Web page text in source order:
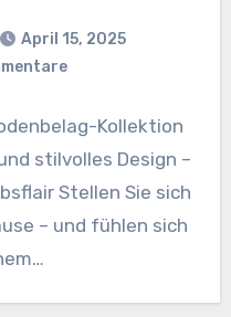
April 15, 2025
Kollektion
stilvolles Design –
Stellen Sie sich
– und fühlen sich